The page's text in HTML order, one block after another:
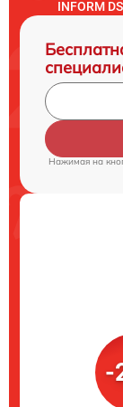
INFORM
Нажимая на
-